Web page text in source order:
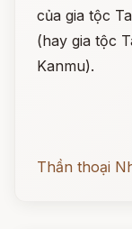
của gia tộc
(hay gia tộc
Kanmu).
Thần thoại